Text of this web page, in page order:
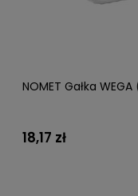
NOMET Gałka
18,17 zł